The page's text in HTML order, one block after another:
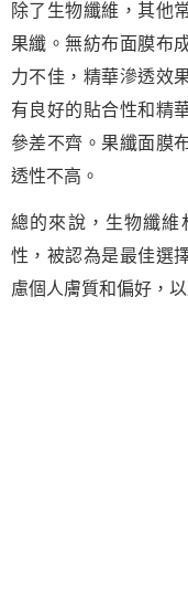
除了生物纖維，其他
果纖。無紡布面膜布
力不佳，精華滲透效
有良好的貼合性和精
參差不齊。果纖面膜
透性不高。
總的來說，生物纖維
性，被認為是最佳選
慮個人膚質和偏好，